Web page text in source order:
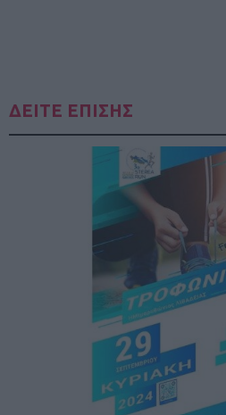
ΔΕΙΤΕ ΕΠΙΣΗΣ